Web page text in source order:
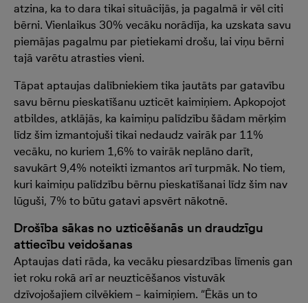
atzina, ka to dara tikai situācijās, ja pagalmā ir vēl citi
bērni. Vienlaikus 30% vecāku norādīja, ka uzskata savu
piemājas pagalmu par pietiekami drošu, lai viņu bērni
tajā varētu atrasties vieni.
Tāpat aptaujas dalībniekiem tika jautāts par gatavību
savu bērnu pieskatīšanu uzticēt kaimiņiem. Apkopojot
atbildes, atklājās, ka kaimiņu palīdzību šādam mērķim
līdz šim izmantojuši tikai nedaudz vairāk par 11%
vecāku, no kuriem 1,6% to vairāk neplāno darīt,
savukārt 9,4% noteikti izmantos arī turpmāk. No tiem,
kuri kaimiņu palīdzību bērnu pieskatīšanai līdz šim nav
lūguši, 7% to būtu gatavi apsvērt nākotnē.
Drošība sākas no uzticēšanās un draudzīgu
attiecību veidošanas
Aptaujas dati rāda, ka vecāku piesardzības līmenis gan
iet roku rokā arī ar neuzticēšanos vistuvāk
dzīvojošajiem cilvēkiem – kaimiņiem. “Ēkās un to